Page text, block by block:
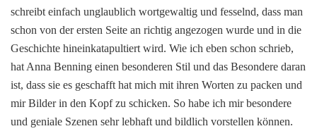
schreibt einfach unglaublich wortgewaltig und fesselnd, dass man
schon von der ersten Seite an richtig angezogen wurde und in die
Geschichte hineinkatapultiert wird. Wie ich eben schon schrieb,
hat Anna Benning einen besonderen Stil und das Besondere daran
ist, dass sie es geschafft hat mich mit ihren Worten zu packen und
mir Bilder in den Kopf zu schicken. So habe ich mir besondere
und geniale Szenen sehr lebhaft und bildlich vorstellen können.